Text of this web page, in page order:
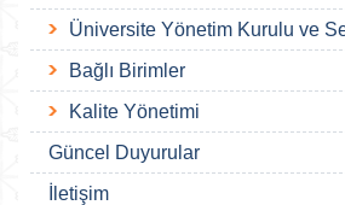
Üniversite Yönetim Kurulu ve
Bağlı Birimler
Kalite Yönetimi
Güncel Duyurular
İletişim